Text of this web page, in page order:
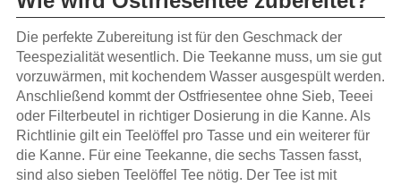
Die perfekte Zubereitung ist für den Geschmack der
Teespezialität wesentlich. Die Teekanne muss, um sie gut
vorzuwärmen, mit kochendem Wasser ausgespült werden.
Anschließend kommt der Ostfriesentee ohne Sieb, Teeei
oder Filterbeutel in richtiger Dosierung in die Kanne. Als
Richtlinie gilt ein Teelöffel pro Tasse und ein weiterer für
die Kanne. Für eine Teekanne, die sechs Tassen fasst,
sind also sieben Teelöffel Tee nötig. Der Tee ist mit